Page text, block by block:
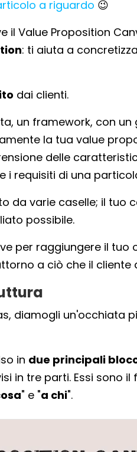
a riguardo 😉
Value Proposition
: ti aiuta a
dai clienti.
un framework, con
la tua value
delle
requisiti di una
da varie caselle; il tuo
possibile.
per raggiungere il tuo
a ciò che il cliente
diamogli un'occhiata
in due principali
in tre parti. Essi sono
" e "a chi".